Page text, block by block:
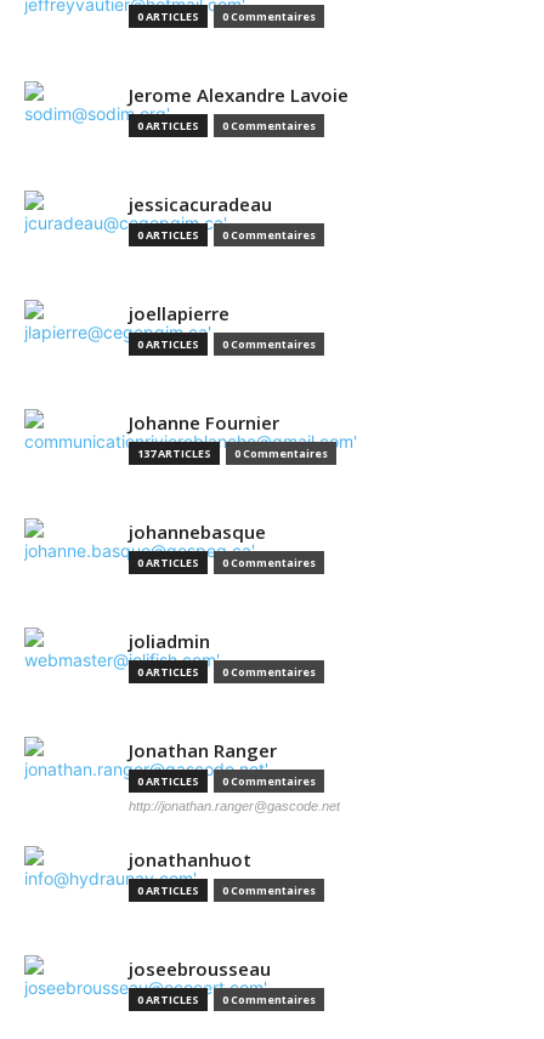
0 ARTICLES 0 Commentaires
Jerome Alexandre Lavoie
0 ARTICLES 0 Commentaires
jessicacuradeau
0 ARTICLES 0 Commentaires
joellapierre
0 ARTICLES 0 Commentaires
Johanne Fournier
137 ARTICLES 0 Commentaires
johannebasque
0 ARTICLES 0 Commentaires
joliadmin
0 ARTICLES 0 Commentaires
Jonathan Ranger
0 ARTICLES 0 Commentaires
http://jonathan.ranger@gascode.net
jonathanhuot
0 ARTICLES 0 Commentaires
joseebrousseau
0 ARTICLES 0 Commentaires